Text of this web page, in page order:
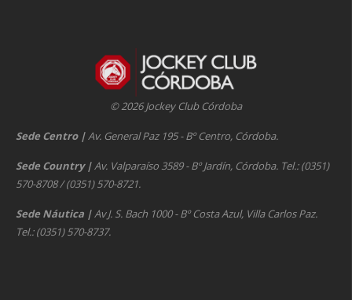
© 2026 Jockey Club Córdoba
Sede Centro |Av. General Paz 195 - Bº Centro, Córdoba.
Sede Country |Av. Valparaíso 3589 - Bº Jardín, Córdoba. Tel.: (0351)
570-8708 / (0351) 570-8721.
Sede Náutica |Av J. S. Bach 1000 - Bº Costa Azul, Villa Carlos Paz.
Tel.: (0351) 570-8737.